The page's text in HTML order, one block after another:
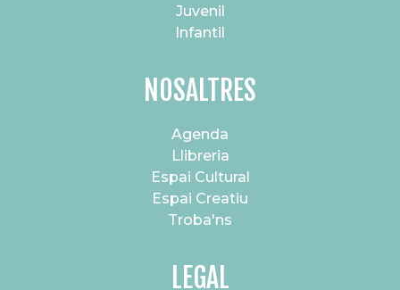
Juvenil
Infantil
NOSALTRES
Agenda
Llibreria
Espai Cultural
Espai Creatiu
Troba'ns
LEGAL